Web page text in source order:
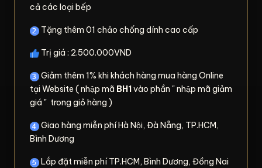
cả các loại bếp
Tặng thêm 01 chảo chống dính cao cấp
Trị giá : 2.500.000VND
Giảm thêm 1% khi khách hàng mua hàng Online
tại Website ( nhập mã BH1vào phần " nhập mã giảm
giá " trong giỏ hàng )
Giao hàng miễn phí Hà Nội, Đà Nẵng, TP.HCM,
Bình Dương
Lắp đặt miễn phí TP.HCM, Bình Dương, Đồng Nai